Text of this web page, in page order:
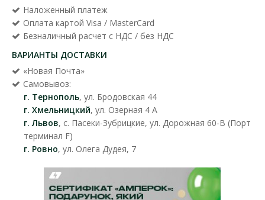
Наложенный платеж
Оплата картой Visa / MasterCard
Безналичный расчет с НДС / без НДС
ВАРИАНТЫ ДОСТАВКИ
«Новая Почта»
Самовывоз:
г. Тернополь, ул. Бродовская 44
г. Хмельницкий, ул. Озерная 4 А
г. Львов, с. Пасеки-Зубрицкие, ул. Дорожная 60-В (Порт
терминал F)
г. Ровно, ул. Олега Дудея, 7